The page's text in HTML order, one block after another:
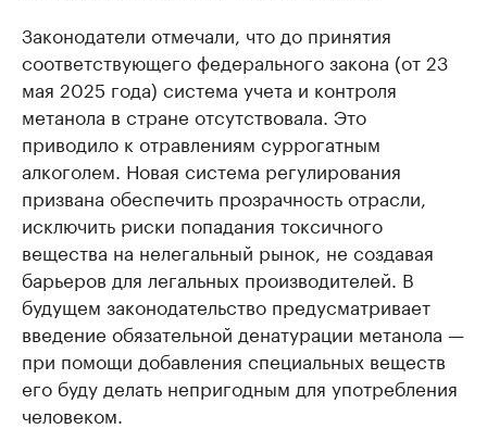
Законодатели отмечали, что до принятия
соответствующего федерального закона (от 23
мая 2025 года) система учета и контроля
метанола в стране отсутствовала. Это
приводило к отравлениям суррогатным
алкоголем. Новая система регулирования
призвана обеспечить прозрачность отрасли,
исключить риски попадания токсичного
вещества на нелегальный рынок, не создавая
барьеров для легальных производителей. В
будущем законодательство предусматривает
введение обязательной денатурации метанола —
при помощи добавления специальных веществ
его буду делать непригодным для употребления
человеком.